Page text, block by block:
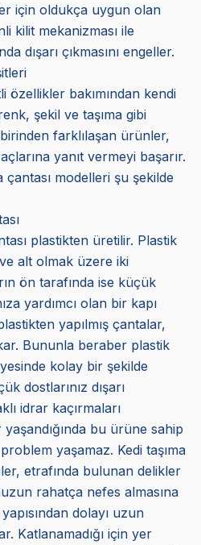
için oldukça uygun olan
kilit mekanizması ile
dışarı çıkmasını engeller.
özellikler bakımından kendi
şekil ve taşıma gibi
farklılaşan ürünler,
yanıt vermeyi başarır.
çantası modelleri şu şekilde
plastikten üretilir. Plastik
alt olmak üzere iki
ön tarafında ise küçük
yardımcı olan bir kapı
yapılmış çantalar,
Bununla beraber plastik
kolay bir şekilde
dostlarınız dışarı
idrar kaçırmaları
bu ürüne sahip
yaşamaz. Kedi taşıma
etrafında bulunan delikler
rahatça nefes almasına
dolayı uzun
Katlanamadığı için yer